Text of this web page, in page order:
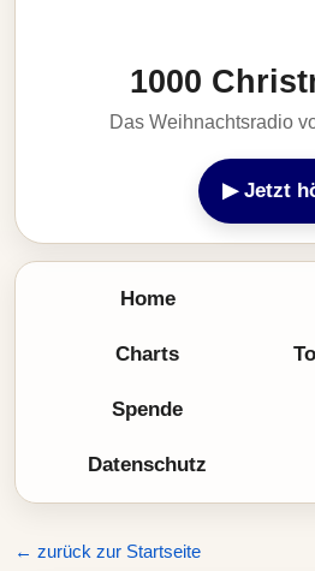
1000
Das Weihnachtsradio
▶ Jetzt
Home
Charts
Spende
Datenschutz
← zurück zur Startseite